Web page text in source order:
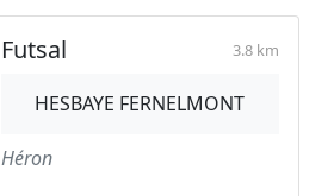
Futsal 3.8 km
HESBAYE FERNELMONT
Héron